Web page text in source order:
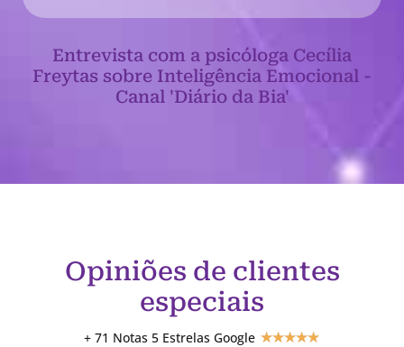
Entrevista com a psicóloga Cecília
Freytas sobre Inteligência Emocional -
Canal 'Diário da Bia'
Opiniões de clientes
especiais
+ 71 Notas 5 Estrelas Google ★★★★★